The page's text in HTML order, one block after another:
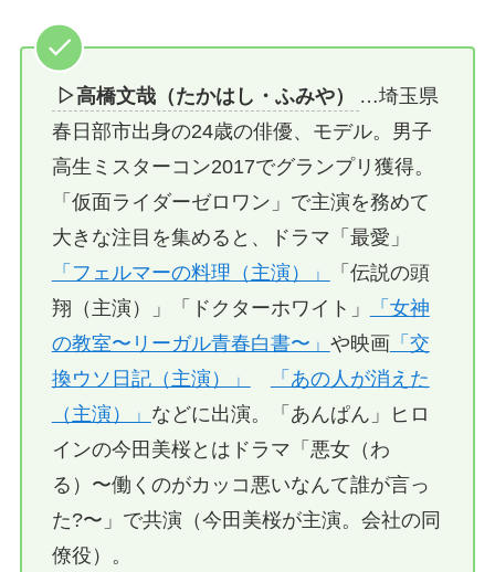
▷高橋文哉（たかはし・ふみや）
…埼玉県
春日部市出身の24歳の俳優、モデル。男子
高生ミスターコン2017でグランプリ獲得。
「仮面ライダーゼロワン」で主演を務めて
大きな注目を集めると、ドラマ「最愛」
「フェルマーの料理（主演）」
「伝説の頭
翔（主演）」「ドクターホワイト」
「女神
の教室〜リーガル青春白書〜」 や映画「交
換ウソ日記（主演）」
「あの人が消えた
（主演）」 などに出演。「あんぱん」ヒロ
インの今田美桜とはドラマ「悪女（わ
る）〜働くのがカッコ悪いなんて誰が言っ
た?〜」で共演（今田美桜が主演。会社の同
僚役）。